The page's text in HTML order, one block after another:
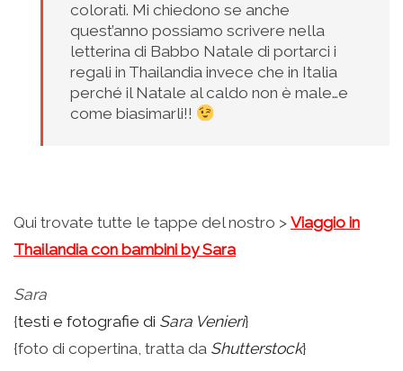
colorati. Mi chiedono se anche
quest’anno possiamo scrivere nella
letterina di Babbo Natale di portarci i
regali in Thailandia invece che in Italia
perché il Natale al caldo non è male…e
come biasimarli!!
Qui trovate tutte le tappe del nostro > Viaggio in
Thailandia con bambini by Sara
Sara
{testi e fotografie di Sara Venieri}
{foto di copertina, tratta da Shutterstock}